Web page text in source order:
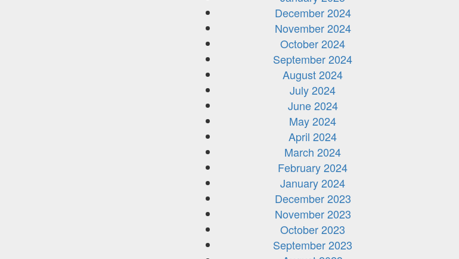
December 2024
November 2024
October 2024
September 2024
August 2024
July 2024
June 2024
May 2024
April 2024
March 2024
February 2024
January 2024
December 2023
November 2023
October 2023
September 2023